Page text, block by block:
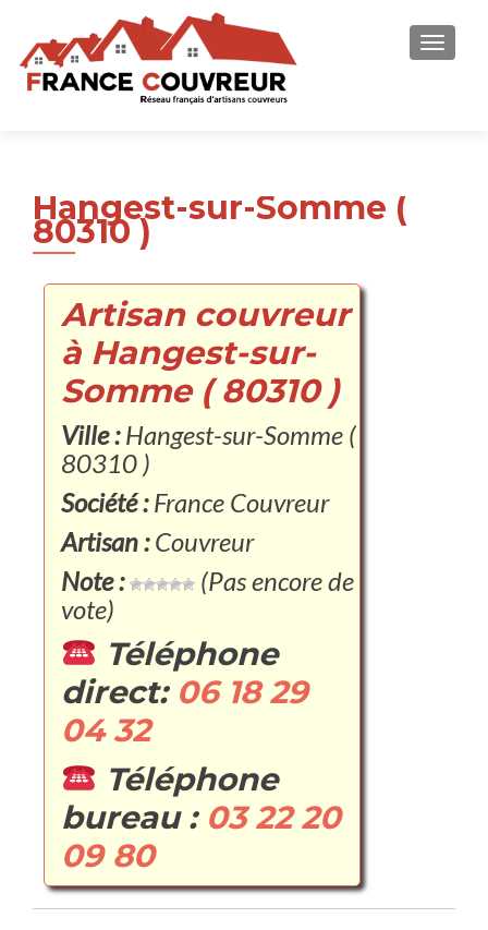
Hangest-sur-Somme (
80310 )
Artisan couvreur
à Hangest-sur-
Somme ( 80310 )
Ville :Hangest-sur-Somme (
80310 )
Société :France Couvreur
Artisan :Couvreur
Note :
(Pas encore de
vote)
Téléphone
direct: 06 18 29
04 32
Téléphone
bureau : 03 22 20
09 80